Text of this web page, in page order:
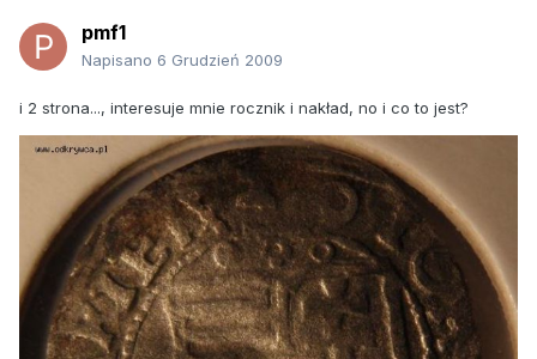
pmf1
Napisano 6 Grudzień 2009
i 2 strona..., interesuje mnie rocznik i nakład, no i co to jest?